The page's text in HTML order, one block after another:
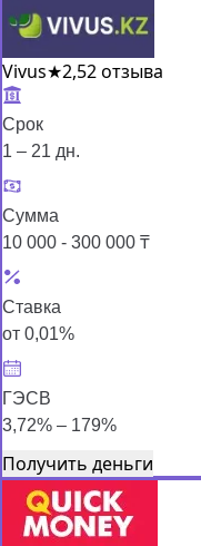
Vivus★2,52 отзыва
Срок
1 – 21 дн.
Сумма
10 000 - 300 000 ₸
Ставка
от 0,01%
ГЭСВ
3,72% – 179%
Получить деньги